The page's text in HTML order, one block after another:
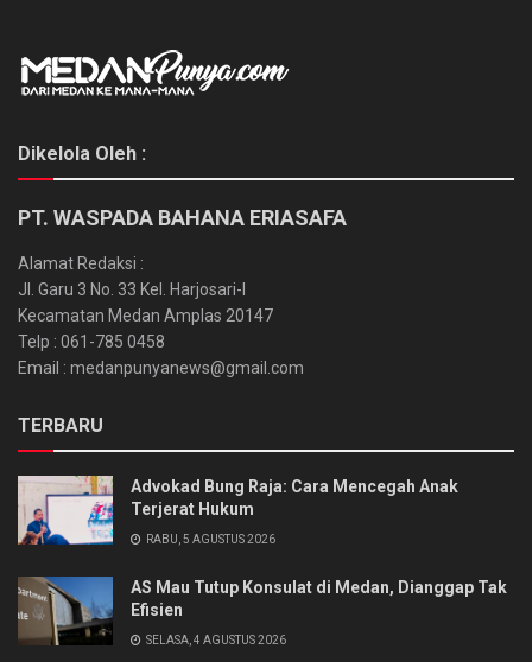
Dikelola Oleh :
PT. WASPADA BAHANA ERIASAFA
Alamat Redaksi :
Jl. Garu 3 No. 33 Kel. Harjosari-I
Kecamatan Medan Amplas 20147
Telp : 061-785 0458
Email : medanpunyanews@gmail.com
TERBARU
Advokad Bung Raja: Cara Mencegah Anak
Terjerat Hukum
RABU, 5 AGUSTUS 2026
AS Mau Tutup Konsulat di Medan, Dianggap Tak
Efisien
SELASA, 4 AGUSTUS 2026